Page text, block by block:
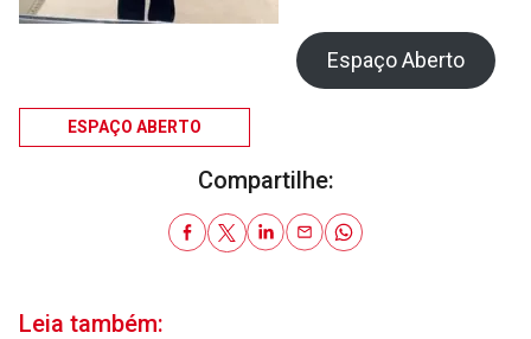
Espaço Aberto
ESPAÇO ABERTO
Compartilhe:
Leia também: